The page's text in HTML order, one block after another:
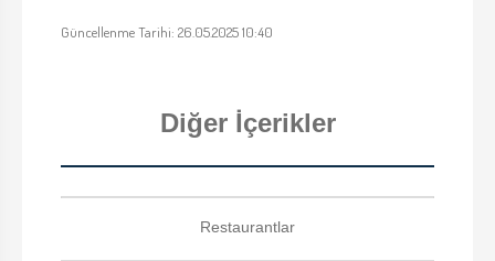
Güncellenme Tarihi: 26.05.2025 10:40
Diğer İçerikler
Restaurantlar